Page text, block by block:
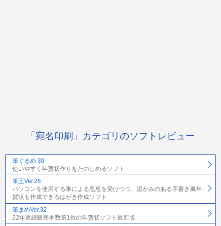
「宛名印刷」カテゴリのソフトレビュー
筆ぐるめ 30
使いやすく年賀状作りをたのしめるソフト
筆王Ver.26
パソコンを使用する事による恩恵を受けつつ、温かみのある手書き風年
賀状も作成できるはがき作成ソフト
筆まめVer.32
22年連続販売本数第1位の年賀状ソフト最新版